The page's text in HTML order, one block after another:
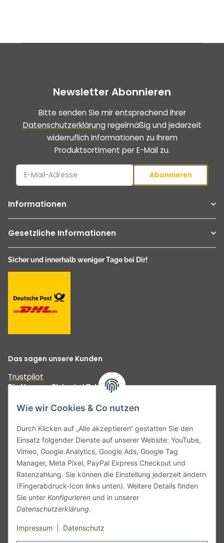
Wie wir Cookies & Co nutzen
Durch Klicken auf „Alle akzeptieren“ gestatten Sie den
Einsatz folgender Dienste auf unserer Website: YouTube,
Vimeo, Google Analytics, Google Ads, Google Tag
Manager, Meta Pixel, PayPal Express Checkout und
Ratenzahlung. Sie können die Einstellung jederzeit ändern
(Fingerabdruck-Icon links unten). Weitere Details finden
Sie unter Konfigurieren und in unserer
Datenschutzerklärung.
Impressum Datenschutz
Newsletter Abonnieren
Bitte senden Sie mir entsprechend Ihrer
Datenschutzerklärung regelmäßig und jederzeit
widerruflich Informationen zu Ihrem
Produktsortiment per E-Mail zu.
Abonnieren
Informationen
Gesetzliche Informationen
Sicher und innerhalb weniger Tage bei Dir!
Das sagen unsere Kunden
Trustpilot
Die Nummer Sicher bei Zahlungen
Unser Versprechen:
Vertrag widerrufen